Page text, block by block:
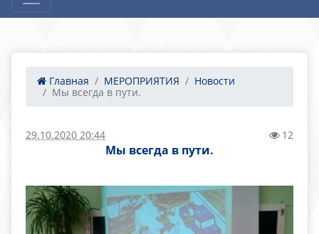
Главная МЕРОПРИЯТИЯ
Новости
Мы всегда в пути.
29.10.2020 20:44 12
Мы всегда в пути.